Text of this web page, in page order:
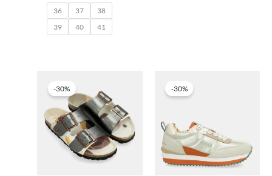
precio
original
era:
49,95 €.
precio
34,97 €.
36 37
38
39
40 41
-30% -30%